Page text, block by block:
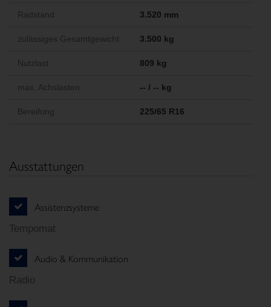
Radstand 3.520 mm
zulässiges Gesamtgewicht 3.500 kg
Nutzlast 809 kg
max. Achslasten -- / -- kg
Bereifung 225/65 R16
Ausstattungen
Assistenzsysteme
Tempomat
Audio & Kommunikation
Radio